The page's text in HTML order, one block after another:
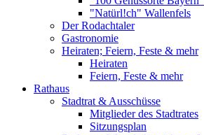
"Natürl!ch" Wallenfels
Der Rodachtaler
Gastronomie
Heiraten; Feiern, Feste & mehr
Heiraten
Feiern, Feste & mehr
Rathaus
Stadtrat & Ausschüsse
Mitglieder des Stadtrates
Sitzungsplan